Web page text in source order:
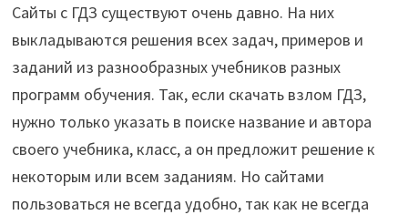
Сайты с ГДЗ существуют очень давно. На них
выкладываются решения всех задач, примеров и
заданий из разнообразных учебников разных
программ обучения. Так, если скачать взлом ГДЗ,
нужно только указать в поиске название и автора
своего учебника, класс, а он предложит решение к
некоторым или всем заданиям. Но сайтами
пользоваться не всегда удобно, так как не всегда